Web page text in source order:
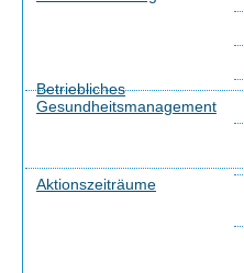
Betriebliches
Gesundheitsmanagement
Aktionszeiträume